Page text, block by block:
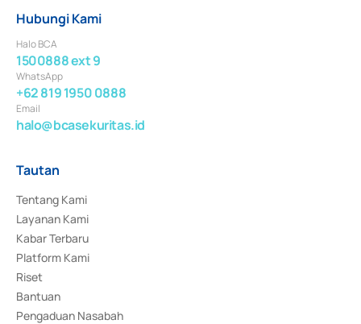
Hubungi Kami
Halo BCA
1500888 ext 9
WhatsApp
+62 819 1950 0888
Email
halo@bcasekuritas.id
Tautan
Tentang Kami
Layanan Kami
Kabar Terbaru
Platform Kami
Riset
Bantuan
Pengaduan Nasabah